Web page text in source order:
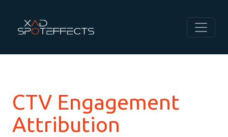
CTV Engagement
Attribution